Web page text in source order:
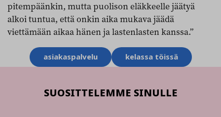
pitempäänkin, mutta puolison eläkkeelle jäätyä
alkoi tuntua, että onkin aika mukava jäädä
viettämään aikaa hänen ja lastenlasten kanssa.”
Aihesanatasiakaspalvelu kelassa töissä
SUOSITTELEMME SINULLE